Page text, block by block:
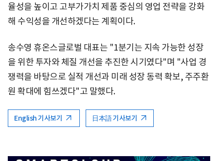
율성을 높이고 고부가가치 제품 중심의 영업 전략을 강화
해 수익성을 개선하겠다는 계획이다.
송수영 휴온스글로벌 대표는 "1분기는 지속 가능한 성장
을 위한 투자와 체질 개선을 추진한 시기였다"며 "사업 경
쟁력을 바탕으로 실적 개선과 미래 성장 동력 확보, 주주환
원 확대에 힘쓰겠다"고 말했다.
English 기사보기 日本語 기사보기